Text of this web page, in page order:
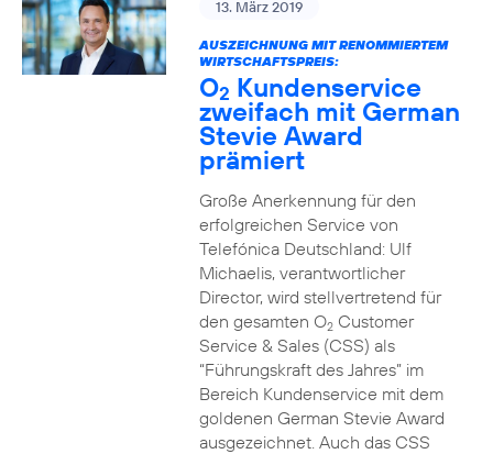
13. März 2019
AUSZEICHNUNG MIT RENOMMIERTEM
WIRTSCHAFTSPREIS:
O2 Kundenservice
zweifach mit German
Stevie Award
prämiert
Große Anerkennung für den
erfolgreichen Service von
Telefónica Deutschland: Ulf
Michaelis, verantwortlicher
Director, wird stellvertretend für
den gesamten O2Customer
Service & Sales (CSS) als
“Führungskraft des Jahres” im
Bereich Kundenservice mit dem
goldenen German Stevie Award
ausgezeichnet. Auch das CSS